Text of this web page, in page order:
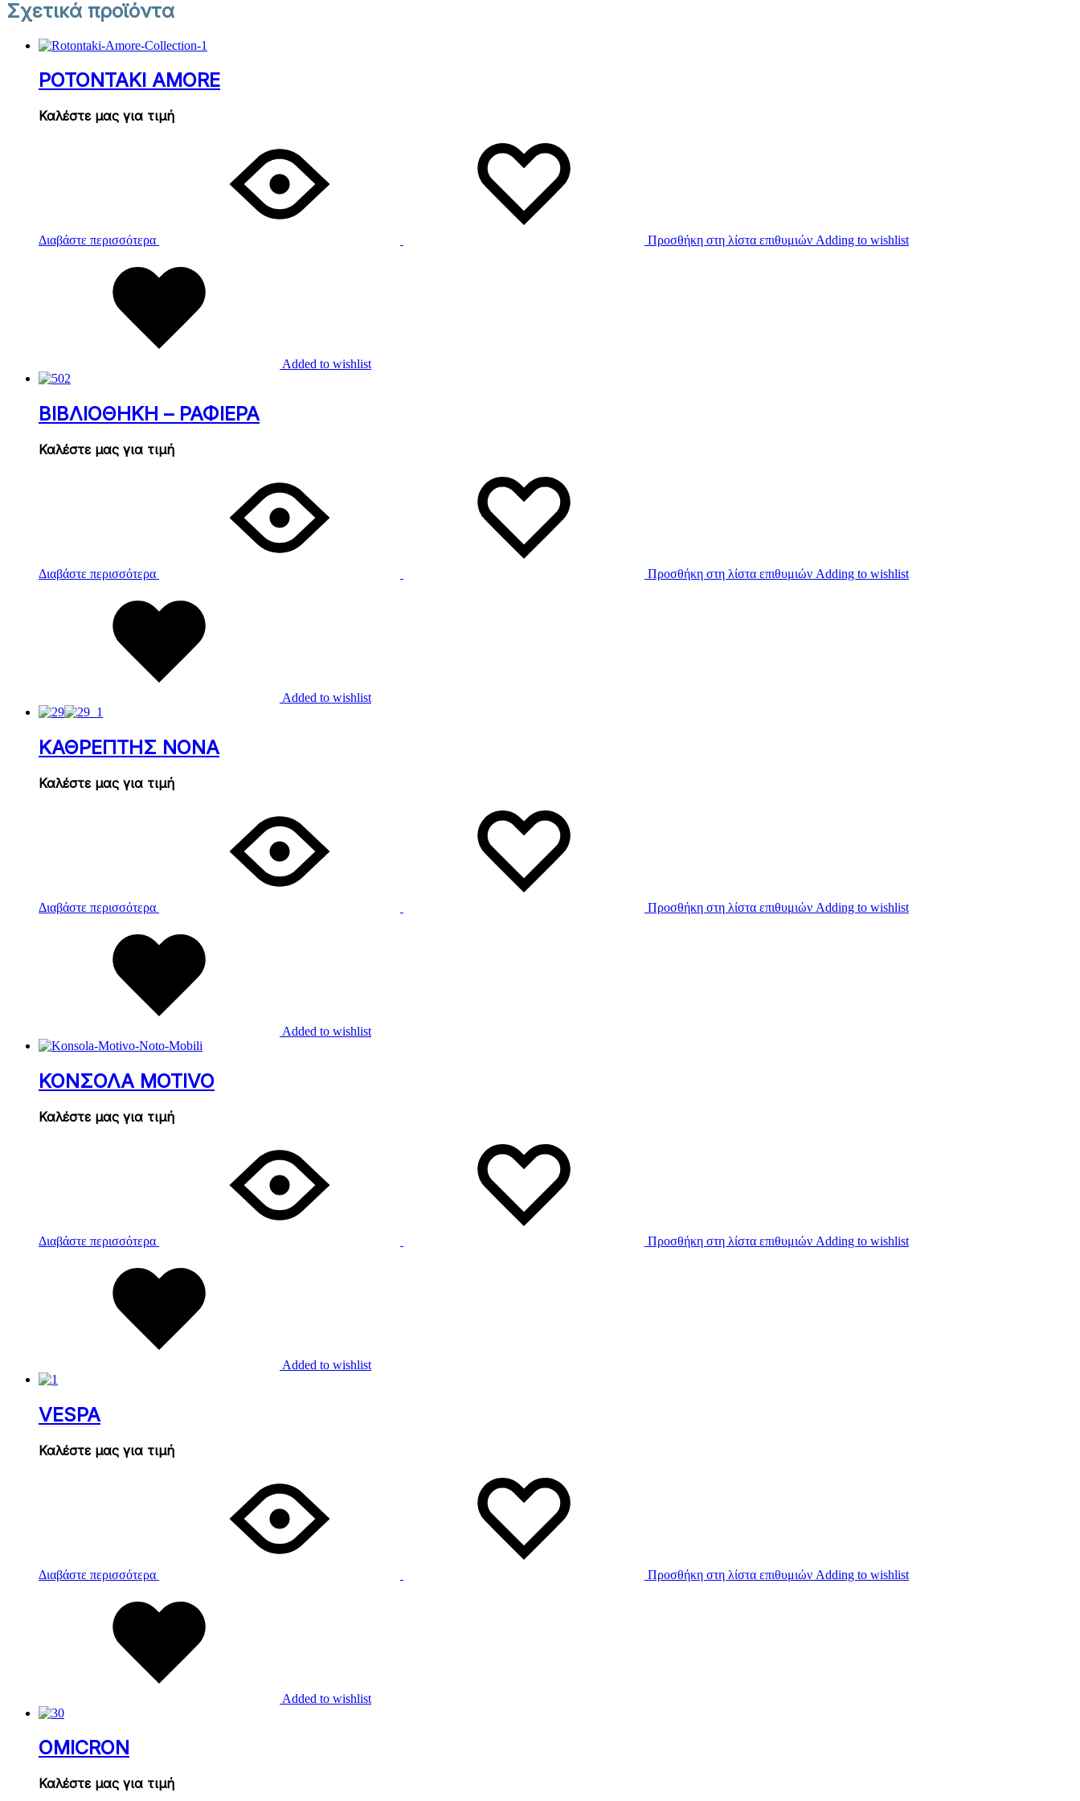
Σχετικά προϊόντα
ΡΟΤΟΝΤΑΚΙ AMORE
Καλέστε μας για τιμή
Διαβάστε περισσότερα Προσθήκη στη λίστα επιθυμιών Adding to wishlist
Added to wishlist
ΒΙΒΛΙΟΘΗΚΗ – ΡΑΦΙΕΡΑ
Καλέστε μας για τιμή
Διαβάστε περισσότερα Προσθήκη στη λίστα επιθυμιών Adding to wishlist
Added to wishlist
ΚΑΘΡΕΠΤΗΣ ΝΟΝΑ
Καλέστε μας για τιμή
Διαβάστε περισσότερα Προσθήκη στη λίστα επιθυμιών Adding to wishlist
Added to wishlist
ΚΟΝΣΟΛΑ MOTIVO
Καλέστε μας για τιμή
Διαβάστε περισσότερα Προσθήκη στη λίστα επιθυμιών Adding to wishlist
Added to wishlist
VESPA
Καλέστε μας για τιμή
Διαβάστε περισσότερα Προσθήκη στη λίστα επιθυμιών Adding to wishlist
Added to wishlist
OMICRON
Καλέστε μας για τιμή